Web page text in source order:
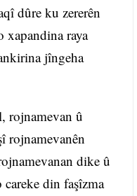
dûre ku zererên
xapandina raya
jîngeha
rojnamevan û
rojnamevanên
dike û
din faşîzma